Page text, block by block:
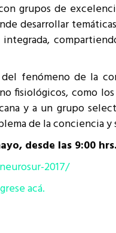
Representantes Técnicos
integrarse a REUNA
grupos de
desarrollar
fenómeno de la
fisiológicos, como
y a un grupo
de la conciencia y
desde las 9:00 hrs.
2017/
acá.